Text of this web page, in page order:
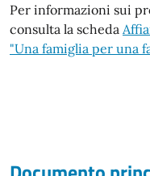
Per informazioni sui
consulta la scheda
"Una famiglia per una